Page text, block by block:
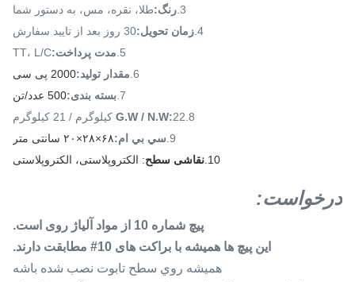
3. رنگ:طلا، نقره، مس، به دستور شما
4. زمان تحویل:30 روز بعد از تایید سفارش
5. مدت پرداخت:TT، L/C
6. مقدار تولید:2000 پی سی
7. بسته بندی:500 عدد/تن
8.
G.W / N.W:22 کیلوگرم / 21 کیلوگرم
9. سي بي ام:۶۸×۲۸×۲۰ سانتی متر
10. نقاشی سطح: الکتروپلاستی، الکتروپلاستی
درخواست:
پیچ شماره 10 از مواد آلیاژ روی است.
این پیچ ها همیشه با براکت های 10# مطابقت دارند.
هميشه روي سطح تابوت نصب شده باشه